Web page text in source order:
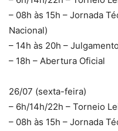
– 08h às 15h – Jornada
Nacional)
– 14h às 20h – Julgamento
– 18h – Abertura Oficial
26/07 (sexta-feira)
– 6h/14h/22h – Torneio
– 08h às 15h – Jornada